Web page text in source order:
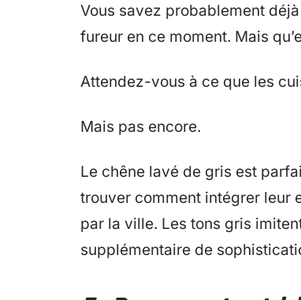
Vous savez probablement
fureur en ce moment. Mais
Attendez-vous à ce que les
Mais pas encore.
Le chêne lavé de gris est
trouver comment intégrer leur
par la ville. Les tons gris
supplémentaire de